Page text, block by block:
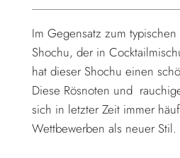
Im Gegensatz zum
Shochu, der in
hat dieser Shochu einen
Diese Rösnoten und
sich in letzter Zeit immer
Wettbewerben als neuer Stil.